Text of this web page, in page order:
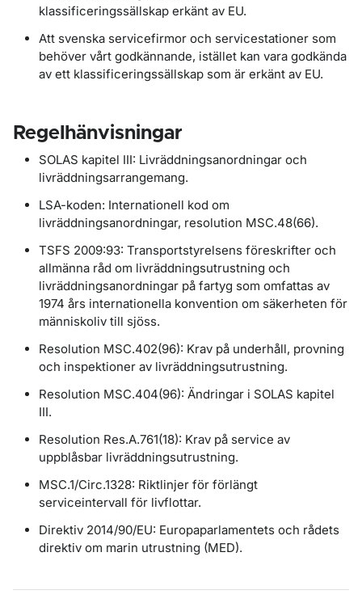
klassificeringssällskap erkänt av EU.
Att svenska servicefirmor och servicestationer som
behöver vårt godkännande, istället kan vara godkända
av ett klassificeringssällskap som är erkänt av EU.
Regelhänvisningar
SOLAS kapitel III: Livräddningsanordningar och
livräddningsarrangemang.
LSA-koden: Internationell kod om
livräddningsanordningar, resolution MSC.48(66).
TSFS 2009:93: Transportstyrelsens föreskrifter och
allmänna råd om livräddningsutrustning och
livräddningsanordningar på fartyg som omfattas av
1974 års internationella konvention om säkerheten för
människoliv till sjöss.
Resolution MSC.402(96): Krav på underhåll, provning
och inspektioner av livräddningsutrustning.
Resolution MSC.404(96): Ändringar i SOLAS kapitel
III.
Resolution Res.A.761(18): Krav på service av
uppblåsbar livräddningsutrustning.
MSC.1/Circ.1328: Riktlinjer för förlängt
serviceintervall för livflottar.
Direktiv 2014/90/EU: Europaparlamentets och rådets
direktiv om marin utrustning (MED).